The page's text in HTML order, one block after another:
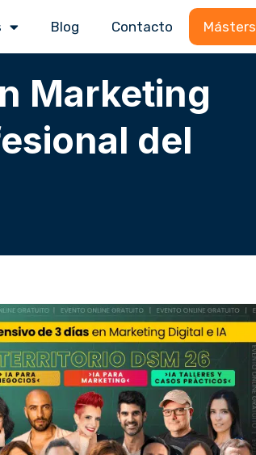
Blog Contacto Másters
Marketing
del